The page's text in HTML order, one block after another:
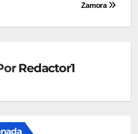
Zamora
Redactor1